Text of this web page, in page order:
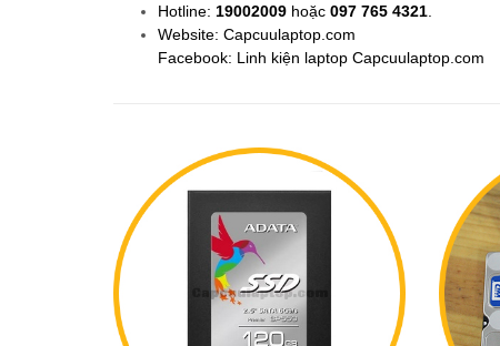
Hotline: 19002009 hoặc 097 765 4321.
Website: Capcuulaptop.com
Facebook: Linh kiện laptop Capcuulaptop.com